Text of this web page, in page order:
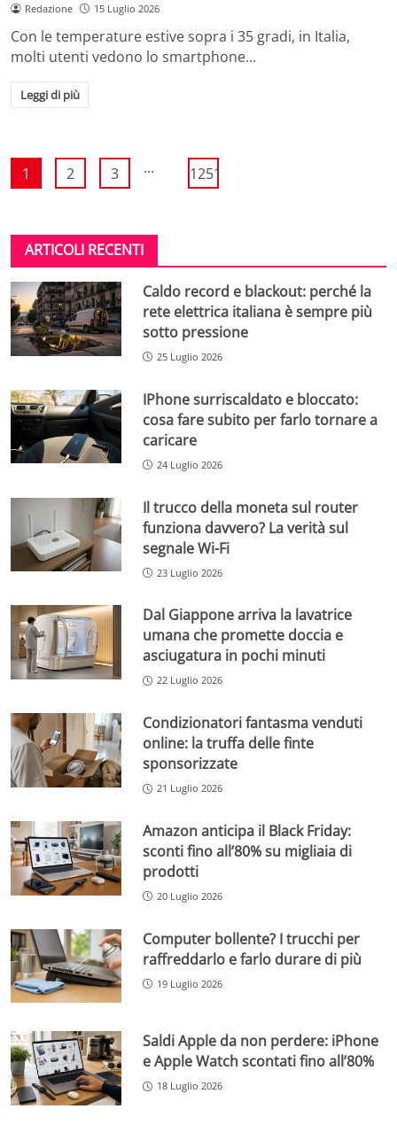
Redazione 15 Luglio 2026
Con le temperature estive sopra i 35 gradi, in Italia,
molti utenti vedono lo smartphone…
Leggi di più
1 2 3 ... 1251
ARTICOLI RECENTI
Caldo record e blackout: perché la
rete elettrica italiana è sempre più
sotto pressione
25 Luglio 2026
IPhone surriscaldato e bloccato:
cosa fare subito per farlo tornare a
caricare
24 Luglio 2026
Il trucco della moneta sul router
funziona davvero? La verità sul
segnale Wi-Fi
23 Luglio 2026
Dal Giappone arriva la lavatrice
umana che promette doccia e
asciugatura in pochi minuti
22 Luglio 2026
Condizionatori fantasma venduti
online: la truffa delle finte
sponsorizzate
21 Luglio 2026
Amazon anticipa il Black Friday:
sconti fino all’80% su migliaia di
prodotti
20 Luglio 2026
Computer bollente? I trucchi per
raffreddarlo e farlo durare di più
19 Luglio 2026
Saldi Apple da non perdere: iPhone
e Apple Watch scontati fino all’80%
18 Luglio 2026